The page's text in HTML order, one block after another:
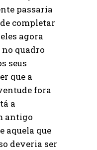
passaria
completar
agora
quadro
seus
que a
fora
a
antigo
aquela que
deveria ser